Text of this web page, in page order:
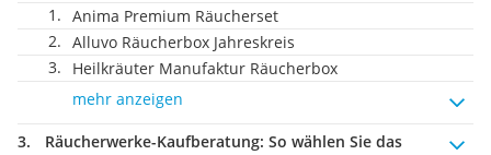
Anima Premium Räucherset
Alluvo Räucherbox Jahreskreis
Heilkräuter Manufaktur Räucherbox
mehr anzeigen
Räucherwerke-Kaufberatung: So wählen Sie das